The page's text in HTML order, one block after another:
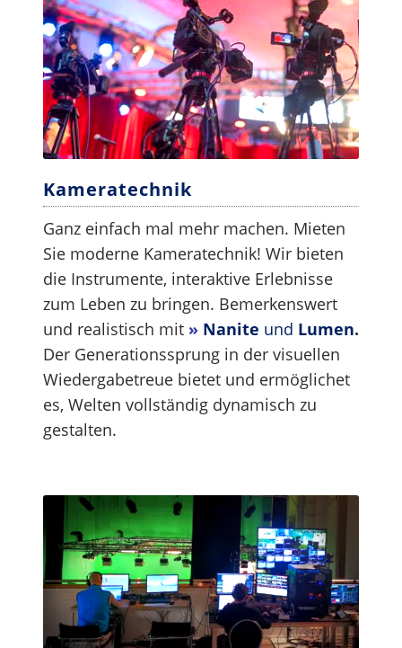
Kameratechnik
Ganz einfach mal mehr machen. Mieten
Sie moderne Kameratechnik! Wir bieten
die Instrumente, interaktive Erlebnisse
zum Leben zu bringen. Bemerkenswert
und realistisch mit » Nanite und Lumen.
Der Generationssprung in der visuellen
Wiedergabetreue bietet und ermöglichet
es, Welten vollständig dynamisch zu
gestalten.